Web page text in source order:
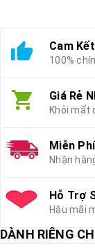
Cam
100%
Giá Rẻ
Khỏi mất
Miễn
Nhận
Hỗ Trợ
Hậu mãi
DÀNH RIÊNG